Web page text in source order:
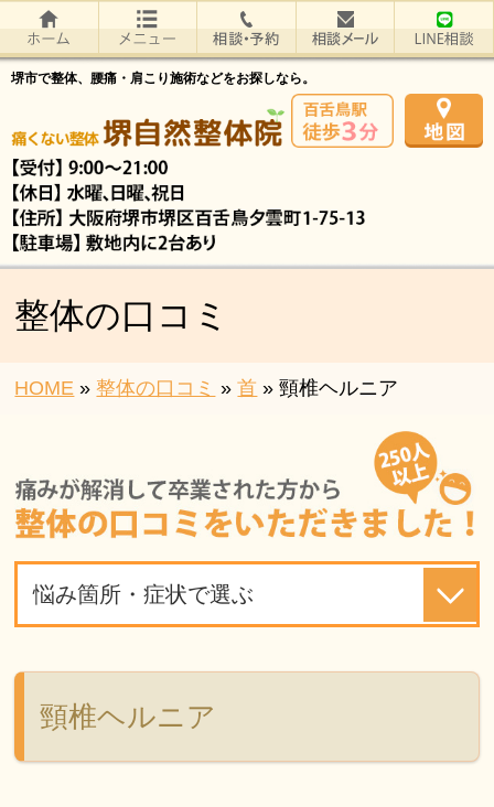
堺市で整体、腰痛・肩こり施術などをお探しなら。
整体の口コミ
HOME » 整体の口コミ » 首 » 頸椎ヘルニア
悩み箇所・症状で選ぶ
頸椎ヘルニア